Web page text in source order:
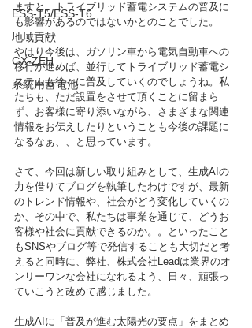
ESS-T5/ESS-T6
地域貢献
GX-ZEH
系統用蓄電池
ますと、トライブリッド蓄電システムの普及に
も影響があるのではないかとのことでした。
やはり今後は、ガソリン車から電気自動車への
移行が進めば、並行してトライブリッド蓄電シ
ステムも徐々に普及していくのでしょうね。私
たちも、ただ設置をさせて頂くことに留まら
ず、お客様に寄り添いながら、さまざまな関連
情報をお伝えしたりということも今後の課題に
なるなぁ、、と思っています。
さて、今回は新しい取り組みとして、生成AIの
力を借りてブログを執筆したわけですが、最新
のトレンド情報や、社会がどう変化していくの
か、その中で、私たちは事業を通じて、どうお
客様や社会に貢献できるのか。。といったこと
もSNSやブログ等で発信することも大切だと考
えると同時に、弊社、株式会社Leadは業界のオ
ンリーワンな会社になれるよう、日々、頑張っ
ていこうと改めて感じました。
生成AIに「普及が進む太陽光の要点」をまとめ